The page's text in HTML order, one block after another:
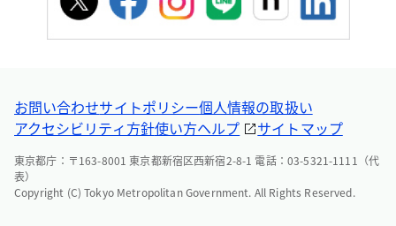
お問い合わせサイトポリシー個人情報の取扱い
アクセシビリティ方針使い方ヘルプ サイトマップ
東京都庁：〒163-8001 東京都新宿区西新宿2-8-1 電話：03-5321-1111（代
表）
Copyright (C) Tokyo Metropolitan Government. All Rights Reserved.